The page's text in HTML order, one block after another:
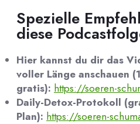
Spezielle
diese
Hier kannst du dir das
voller Länge anschauen
gratis): https://soeren-
Daily-Detox-Protokoll
Plan): https://soeren-